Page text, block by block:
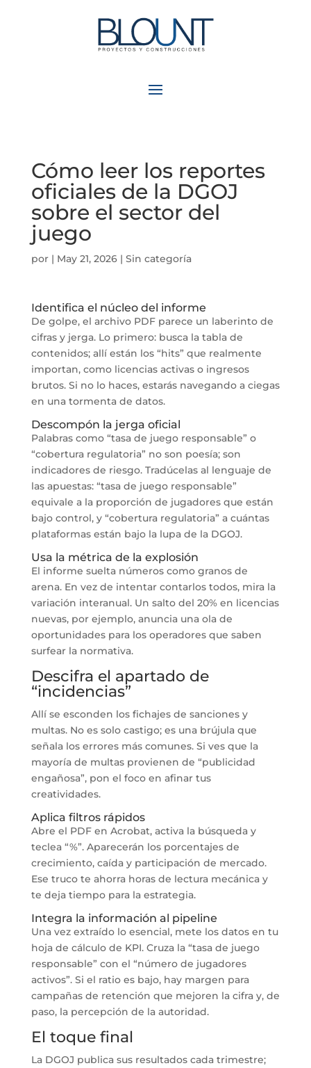
Cómo leer los reportes
oficiales de la DGOJ
sobre el sector del
juego
por | May 21, 2026| Sin categoría
Identifica el núcleo del informe
De golpe, el archivo PDF parece un laberinto de
cifras y jerga. Lo primero: busca la tabla de
contenidos; allí están los “hits” que realmente
importan, como licencias activas o ingresos
brutos. Si no lo haces, estarás navegando a ciegas
en una tormenta de datos.
Descompón la jerga oficial
Palabras como “tasa de juego responsable” o
“cobertura regulatoria” no son poesía; son
indicadores de riesgo. Tradúcelas al lenguaje de
las apuestas: “tasa de juego responsable”
equivale a la proporción de jugadores que están
bajo control, y “cobertura regulatoria” a cuántas
plataformas están bajo la lupa de la DGOJ.
Usa la métrica de la explosión
El informe suelta números como granos de
arena. En vez de intentar contarlos todos, mira la
variación interanual. Un salto del 20% en licencias
nuevas, por ejemplo, anuncia una ola de
oportunidades para los operadores que saben
surfear la normativa.
Descifra el apartado de
“incidencias”
Allí se esconden los fichajes de sanciones y
multas. No es solo castigo; es una brújula que
señala los errores más comunes. Si ves que la
mayoría de multas provienen de “publicidad
engañosa”, pon el foco en afinar tus
creatividades.
Aplica filtros rápidos
Abre el PDF en Acrobat, activa la búsqueda y
teclea “%”. Aparecerán los porcentajes de
crecimiento, caída y participación de mercado.
Ese truco te ahorra horas de lectura mecánica y
te deja tiempo para la estrategia.
Integra la información al pipeline
Una vez extraído lo esencial, mete los datos en tu
hoja de cálculo de KPI. Cruza la “tasa de juego
responsable” con el “número de jugadores
activos”. Si el ratio es bajo, hay margen para
campañas de retención que mejoren la cifra y, de
paso, la percepción de la autoridad.
El toque final
La DGOJ publica sus resultados cada trimestre;